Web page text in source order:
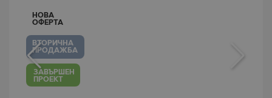
НОВА
ОФЕРТА
ВТОРИЧНА
ПРОДАЖБА
ЗАВЪРШЕН
ПРОЕКТ